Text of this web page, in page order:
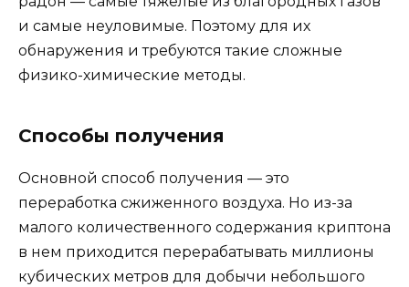
и самые неуловимые. Поэтому для их
обнаружения и требуются такие сложные
физико-химические методы.
Способы получения
Основной способ получения — это
переработка сжиженного воздуха. Но из-за
малого количественного содержания криптона
в нем приходится перерабатывать миллионы
кубических метров для добычи небольшого